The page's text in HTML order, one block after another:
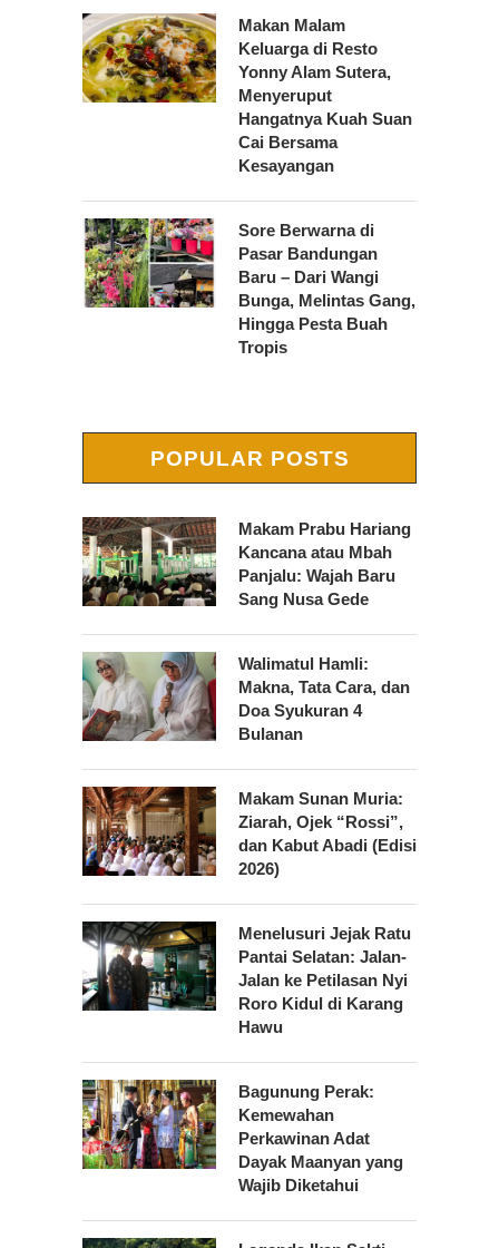
Makan Malam
Keluarga di Resto
Yonny Alam Sutera,
Menyeruput
Hangatnya Kuah Suan
Cai Bersama
Kesayangan
Sore Berwarna di
Pasar Bandungan
Baru – Dari Wangi
Bunga, Melintas Gang,
Hingga Pesta Buah
Tropis
POPULAR POSTS
Makam Prabu Hariang
Kancana atau Mbah
Panjalu: Wajah Baru
Sang Nusa Gede
Walimatul Hamli:
Makna, Tata Cara, dan
Doa Syukuran 4
Bulanan
Makam Sunan Muria:
Ziarah, Ojek “Rossi”,
dan Kabut Abadi (Edisi
2026)
Menelusuri Jejak Ratu
Pantai Selatan: Jalan-
Jalan ke Petilasan Nyi
Roro Kidul di Karang
Hawu
Bagunung Perak:
Kemewahan
Perkawinan Adat
Dayak Maanyan yang
Wajib Diketahui